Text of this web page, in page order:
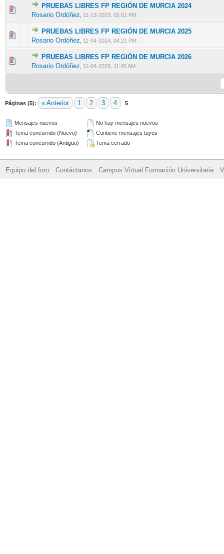
PRUEBAS LIBRES FP REGIÓN DE MURCIA 2024
Rosario Ordóñez
11-13-2023, 05:01 PM
0 voto(s) - Media 0 de 5
1 2345
PRUEBAS LIBRES FP REGIÓN DE MURCIA 2025
Rosario Ordóñez
11-04-2024, 04:21 PM
0 voto(s) - Media 0 de 5
1 2345
PRUEBAS LIBRES FP REGIÓN DE MURCIA 2026
Rosario Ordóñez
11-04-2025, 11:45 AM
0 voto(s) - Media 0 de 5
1 2345
Páginas (5): « Anterior 1 2 3 4 5
Mensajes nuevos
Tema concurrido (Nuevo)
Tema concurrido (Antiguo)
No hay mensajes nuevos
Contiene mensajes tuyos
Tema cerrado
Equipo del foro Contáctanos Campus Virtual Formación Universitaria